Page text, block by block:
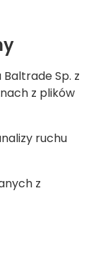
Sp. z
z plików
ruchu
z